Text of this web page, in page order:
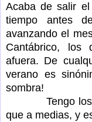
Acaba de salir
tiempo antes
avanzando el
Cantábrico, los
afuera. De
verano es
sombra!
Tengo los
que a medias, y